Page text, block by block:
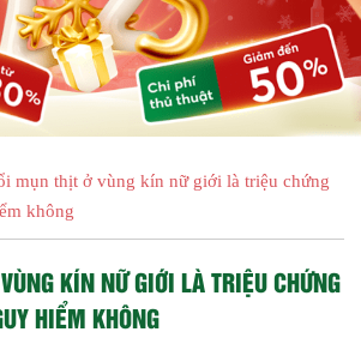
mụn thịt ở vùng kín nữ giới là triệu chứng
không
KÍN NỮ GIỚI LÀ TRIỆU CHỨNG
HIỂM KHÔNG